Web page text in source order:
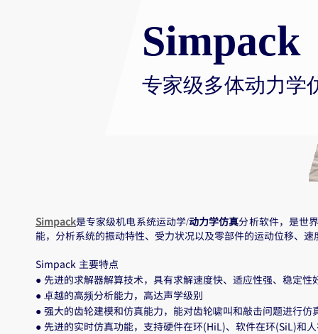
Simpack
专家级多体动力学
Simpack是专家级机电系统运动学/动力学仿真分析软件，是世
能，分析系统的振动特性、受力状况以及零部件的运动位移、速
Simpack 主要特点
● 先进的求解器解算技术，具有求解速度快、适应性强、稳定性
● 卓越的高频分析能力，高达声学级别
● 强大的齿轮建模和仿真能力，能对齿轮啸叫和敲击问题进行仿
● 先进的实时仿真功能，支持硬件在环(HiL)、软件在环(SiL)和